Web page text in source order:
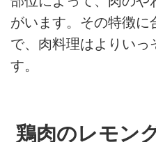
がいます。その特徴に
で、肉料理はよりいっ
す。
鶏肉のレモン